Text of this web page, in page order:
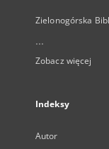
Zielonogórska
...
Zobacz więcej
Indeksy
Autor